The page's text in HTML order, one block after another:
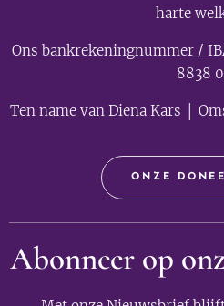
harte
Ons bankrekeningnummer /
8838
Ten name van Diena Kars │
ONZE
Abonneer op